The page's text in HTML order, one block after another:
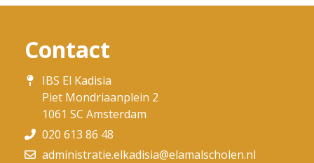
Contact
IBS El Kadisia
Piet Mondriaanplein 2
1061 SC Amsterdam
020 613 86 48
administratie.elkadisia@elamalscholen.nl